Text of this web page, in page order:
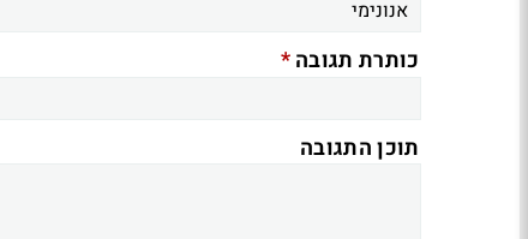
כותרת תגובה*
תוכן התגובה